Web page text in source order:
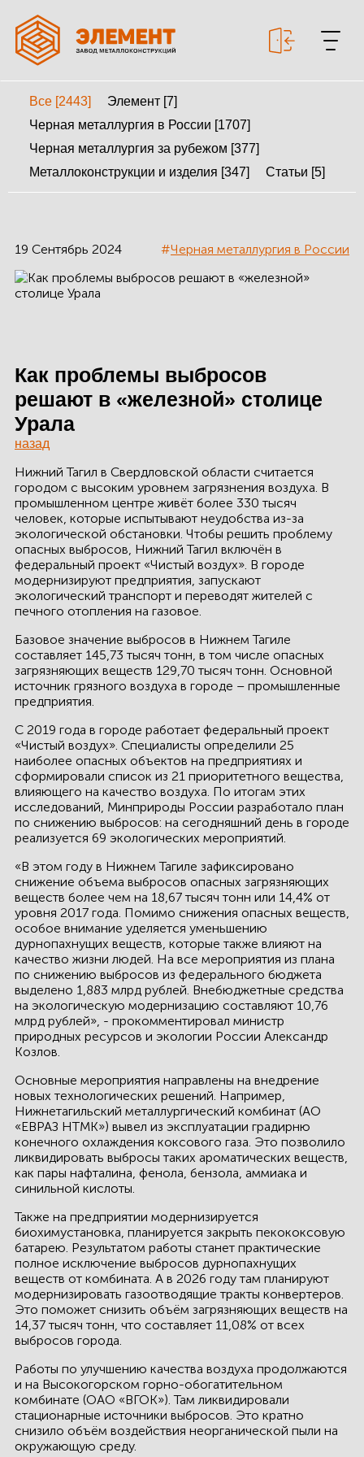
МЕТАЛЛОКОНСТРУКЦИИ
КАЛЬКУЛЯТОР
ЗДАНИЙ
ПРОЕКТИРОВАНИЕ
СКЛАДЫ
О ЗАВОДЕ
ПРОЕКТЫ
КАЧЕСТВО
МОНТАЖ
КОНТАКТЫ
ЛИЧНЫЙ КАБИНЕТ
ЛИЧНЫЙ КАБИНЕТ
КЛИЕНТА
Все [2443]
Элемент [7]
Черная металлургия в России [1707]
Черная металлургия за рубежом [377]
Металлоконструкции и изделия [347]
Статьи [5]
19 Сентябрь 2024 #Черная металлургия в России
Как проблемы выбросов
решают в «железной» столице
Урала
назад
Нижний Тагил в Свердловской области считается
городом с высоким уровнем загрязнения воздуха. В
промышленном центре живёт более 330 тысяч
человек, которые испытывают неудобства из-за
экологической обстановки. Чтобы решить проблему
опасных выбросов, Нижний Тагил включён в
федеральный проект «Чистый воздух». В городе
модернизируют предприятия, запускают
экологический транспорт и переводят жителей с
печного отопления на газовое.
Базовое значение выбросов в Нижнем Тагиле
составляет 145,73 тысяч тонн, в том числе опасных
загрязняющих веществ 129,70 тысяч тонн. Основной
источник грязного воздуха в городе – промышленные
предприятия.
C 2019 года в городе работает федеральный проект
«Чистый воздух». Специалисты определили 25
наиболее опасных объектов на предприятиях и
сформировали список из 21 приоритетного вещества,
влияющего на качество воздуха. По итогам этих
исследований, Минприроды России разработало план
по снижению выбросов: на сегодняшний день в городе
реализуется 69 экологических мероприятий.
«В этом году в Нижнем Тагиле зафиксировано
снижение объема выбросов опасных загрязняющих
веществ более чем на 18,67 тысяч тонн или 14,4% от
уровня 2017 года. Помимо снижения опасных веществ,
особое внимание уделяется уменьшению
дурнопахнущих веществ, которые также влияют на
качество жизни людей. На все мероприятия из плана
по снижению выбросов из федерального бюджета
выделено 1,883 млрд рублей. Внебюджетные средства
на экологическую модернизацию составляют 10,76
млрд рублей», - прокомментировал министр
природных ресурсов и экологии России Александр
Козлов.
Основные мероприятия направлены на внедрение
новых технологических решений. Например,
Нижнетагильский металлургический комбинат (АО
«ЕВРАЗ НТМК») вывел из эксплуатации градирню
конечного охлаждения коксового газа. Это позволило
ликвидировать выбросы таких ароматических веществ,
как пары нафталина, фенола, бензола, аммиака и
синильной кислоты.
Также на предприятии модернизируется
биохимустановка, планируется закрыть пекококсовую
батарею. Результатом работы станет практические
полное исключение выбросов дурнопахнущих
веществ от комбината. А в 2026 году там планируют
модернизировать газоотводящие тракты конвертеров.
Это поможет снизить объём загрязняющих веществ на
14,37 тысяч тонн, что составляет 11,08% от всех
выбросов города.
Работы по улучшению качества воздуха продолжаются
и на Высокогорском горно-обогатительном
комбинате (ОАО «ВГОК»). Там ликвидировали
стационарные источники выбросов. Это кратно
снизило объём воздействия неорганической пыли на
окружающую среду.